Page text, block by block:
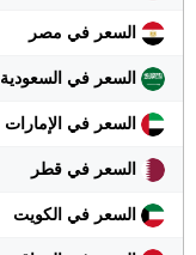
السعر في مصر
السعر في السعودية
السعر في الإمارات
السعر في قطر
السعر في الكويت